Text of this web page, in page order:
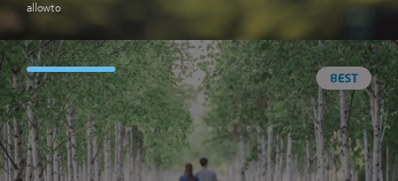
allowto